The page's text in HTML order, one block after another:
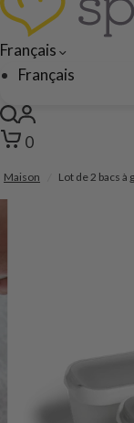
Français
Français
0
Maison Lot de 2 bacs à